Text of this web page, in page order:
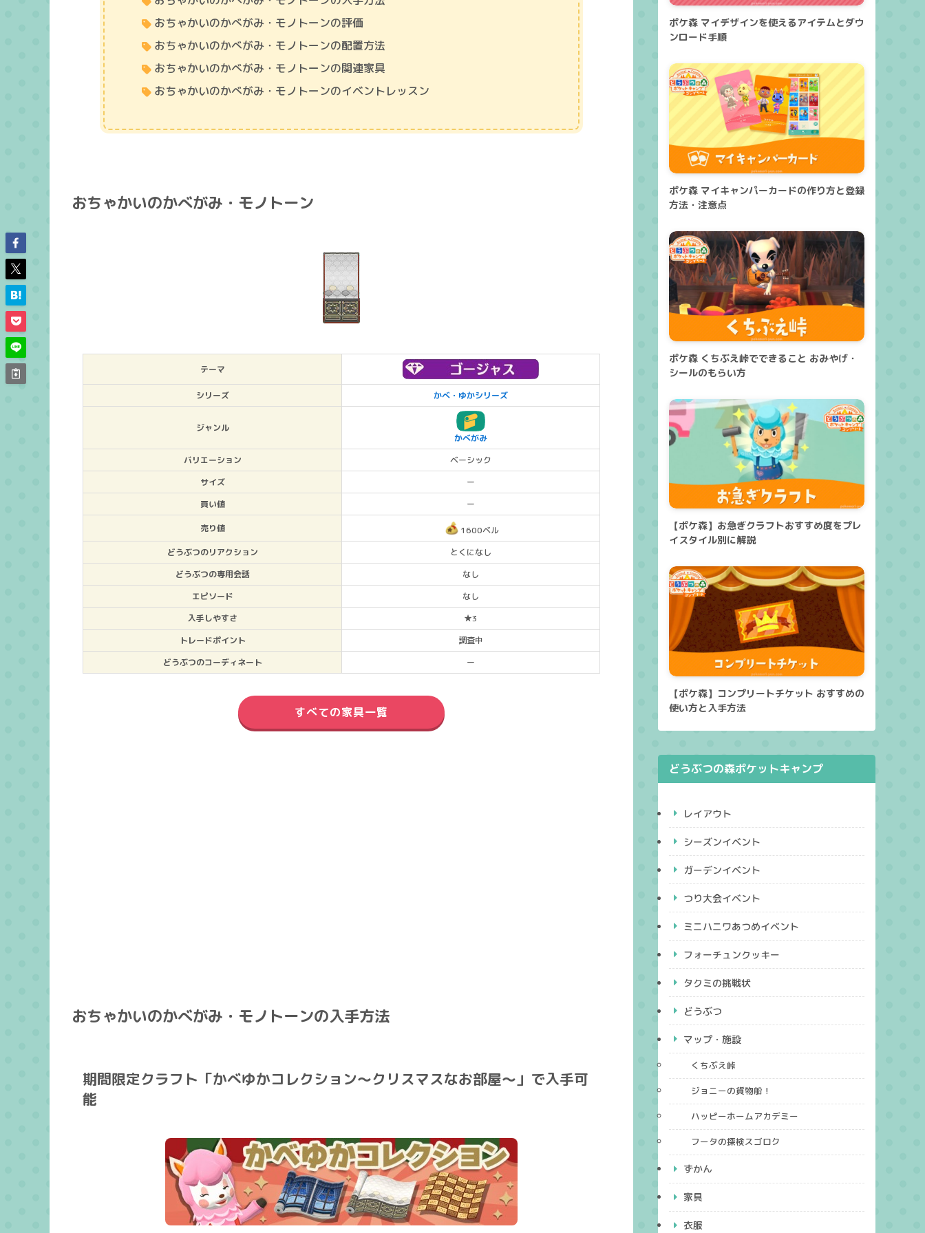
おちゃかいのかべがみ・モノトーンの評価
おちゃかいのかべがみ・モノトーンの配置方法
おちゃかいのかべがみ・モノトーンの関連家具
おちゃかいのかべがみ・モノトーンのイベントレッスン
おちゃかいのかべがみ・モノトーン
テーマ
シリーズ かべ・ゆかシリーズ
ジャンル
かべがみ
バリエーション
ベーシック
サイズ
ー
買い値
ー
売り値
1600ベル
どうぶつのリアクション
とくになし
どうぶつの専用会話
なし
エピソード
なし
入手しやすさ
★3
トレードポイント
調査中
どうぶつのコーディネート
ー
すべての家具一覧
おちゃかいのかべがみ・モノトーンの入手方法
期間限定クラフト「かべゆかコレクション～クリスマスなお部屋～」で入手可
能
ポケ森 マイデザインを使えるアイテムとダウ
ンロード手順
ポケ森 マイキャンパーカードの作り方と登録
方法・注意点
ポケ森 くちぶえ峠でできること おみやげ・
シールのもらい方
【ポケ森】お急ぎクラフトおすすめ度をプレ
イスタイル別に解説
【ポケ森】コンプリートチケット おすすめの
使い方と入手方法
どうぶつの森ポケットキャンプ
レイアウト
シーズンイベント
ガーデンイベント
つり大会イベント
ミニハニワあつめイベント
フォーチュンクッキー
タクミの挑戦状
どうぶつ
マップ・施設
くちぶえ峠
ジョニーの貨物船！
ハッピーホームアカデミー
フータの探検スゴロク
ずかん
家具
衣服